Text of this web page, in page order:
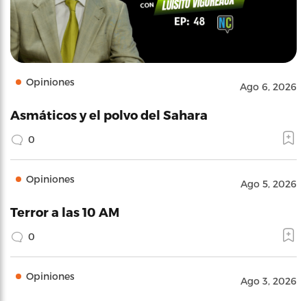
Opiniones Ago 6, 2026
Asmáticos y el polvo del Sahara
0
Opiniones Ago 5, 2026
Terror a las 10 AM
0
Opiniones Ago 3, 2026